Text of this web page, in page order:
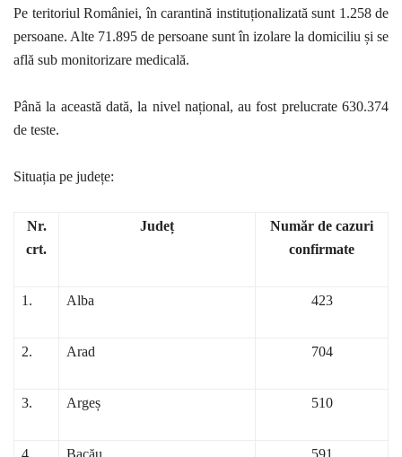
Pe teritoriul României, în carantină instituționalizată sunt 1.258 de
persoane. Alte 71.895 de persoane sunt în izolare la domiciliu și se
află sub monitorizare medicală.
Până la această dată, la nivel național, au fost prelucrate 630.374
de teste.
Situația pe județe:
Nr.
crt.
Județ
Număr de cazuri
confirmate
1. Alba 423
2. Arad 704
3. Argeș 510
4. Bacău 591